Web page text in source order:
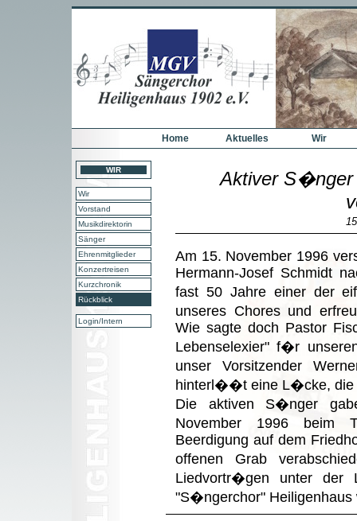
Home Aktuelles Wir
WIR
Wir
Vorstand
Musikdirektorin
Sänger
Ehrenmitglieder
Konzertreisen
Kurzchronik
Rückblick
Login/Intern
Aktiver S�nger
Am 15. November 1996
Hermann-Josef Schmidt
fast 50 Jahre einer der
unseres Chores und
Wie sagte doch Pastor
Lebenselexier" f�r
unser Vorsitzender
hinterl��t eine L�cke,
Die aktiven S�nger
November 1996 beim
Beerdigung auf dem
offenen Grab
Liedvortr�gen unter der
"S�ngerchor" Heiligenhaus